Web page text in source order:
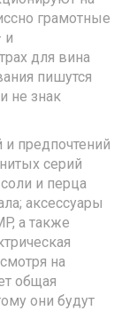
грамотные
и
для вина
пишутся
не знак
и предпочтений
серий
и перца
аксессуары
а также
на
общая
они будут